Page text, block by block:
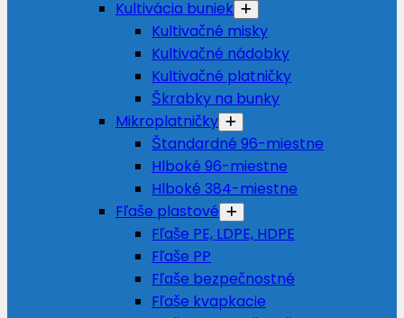
Kultivácia buniek
Kultivačné misky
Kultivačné nádobky
Kultivačné platničky
Škrabky na bunky
Mikroplatničky
Štandardné 96-miestne
Hlboké 96-miestne
Hlboké 384-miestne
Fľaše plastové
Fľaše PE, LDPE, HDPE
Fľaše PP
Fľaše bezpečnostné
Fľaše kvapkacie